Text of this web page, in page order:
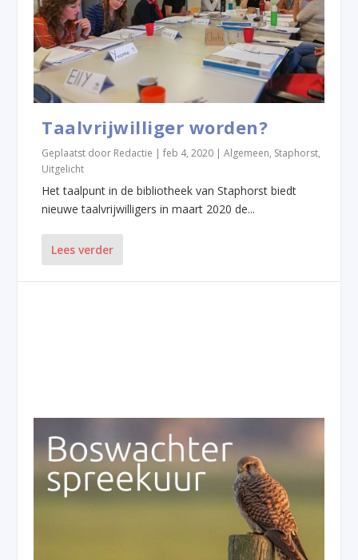
Taalvrijwilliger worden?
Geplaatst door Redactie |feb 4, 2020 |Algemeen, Staphorst,
Uitgelicht
Het taalpunt in de bibliotheek van Staphorst biedt
nieuwe taalvrijwilligers in maart 2020 de...
Lees verder